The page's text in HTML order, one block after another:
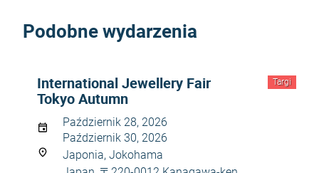
Podobne wydarzenia
Targi
International Jewellery Fair
Tokyo Autumn
Październik 28, 2026
Październik 30, 2026
Japonia, Jokohama